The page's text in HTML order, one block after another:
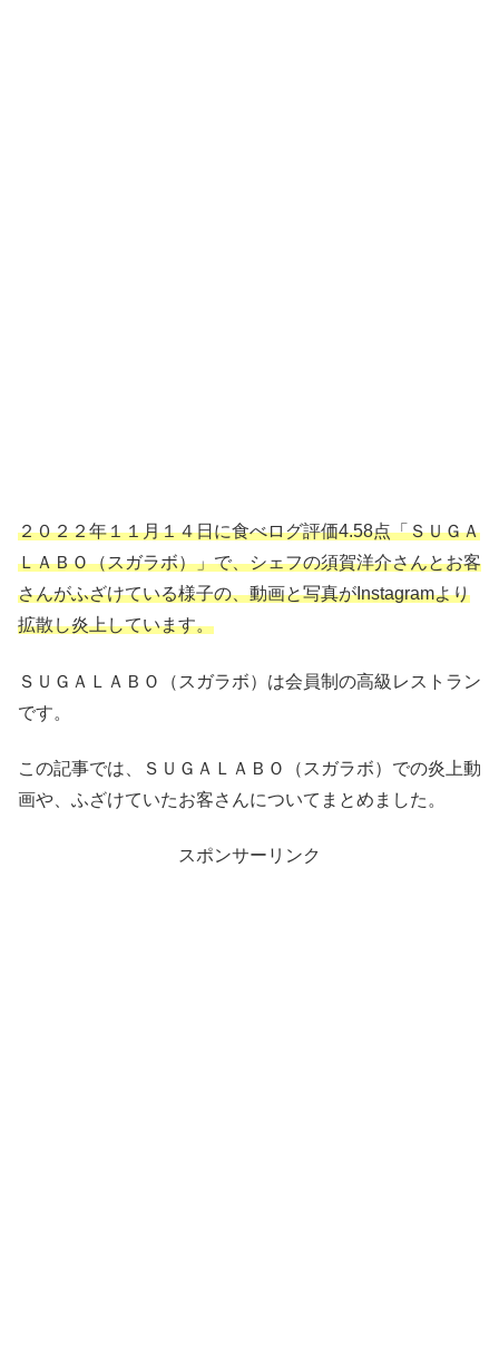
２０２２年１１月１４日に食べログ評価4.58点「ＳＵＧＡ
ＬＡＢＯ（スガラボ）」で、シェフの須賀洋介さんとお客
さんがふざけている様子の、動画と写真がInstagramより
拡散し炎上しています。
ＳＵＧＡＬＡＢＯ（スガラボ）は会員制の高級レストラン
です。
この記事では、ＳＵＧＡＬＡＢＯ（スガラボ）での炎上動
画や、ふざけていたお客さんについてまとめました。
スポンサーリンク